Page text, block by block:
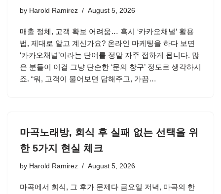
by Harold Ramirez August 5, 2026
매출 정체, 고객 확보 어려움… 혹시 ‘카카오채널’ 활용
법, 제대로 알고 계신가요? 온라인 마케팅을 하다 보면
‘카카오채널’이라는 단어를 정말 자주 접하게 됩니다. 많
은 분들이 이걸 그냥 단순한 ‘문의 창구’ 정도로 생각하시
죠. “뭐, 고객이 물어보면 답해주고, 가끔…
마곡노래방, 회식 후 실패 없는 선택을 위
한 5가지 현실 체크
by Harold Ramirez August 5, 2026
마곡에서 회식, 그 후가 문제다 금요일 저녁, 마곡의 한